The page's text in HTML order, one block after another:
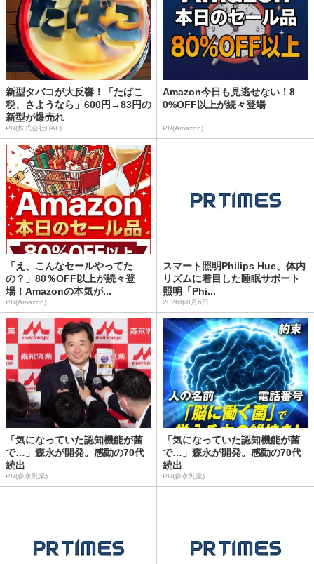
新型タバコが大反響！「たばこ
税、さようなら」600円→83円の
新型が爆売れ
PR(株式会社HAL)
Amazon今日も見逃せない！8
0%OFF以上が続々登場
PR(Amazon)
「え、こんなセールやってた
の？」80％OFF以上が続々登
場！Amazonの本気が...
PR(Amazon)
スマート照明Philips Hue、体内
リズムに着目した睡眠サポート
照明「Phi...
2026年8月6日
「気になっていた認知機能が菌
で…」森永が開発。感動の70代
続出
PR(森永乳業)
「気になっていた認知機能が菌
で…」森永が開発。感動の70代
続出
PR(森永乳業)